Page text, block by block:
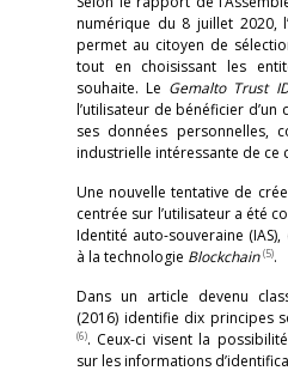
numérique du 8 juillet 2020,
permet au citoyen de
tout en choisissant les
souhaite. Le Gemalto Trust
l’utilisateur de bénéficier
ses données personnelles,
industrielle intéressante de ce
Une nouvelle tentative de
centrée sur l’utilisateur a été
Identité auto-souveraine
à la technologie Blockchain (5).
Dans un article devenu
(2016) identifie dix principes
(6). Ceux-ci visent la
sur les informations